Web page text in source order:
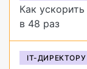
Как
в 48 раз
IT-ДИРЕКТОРУ